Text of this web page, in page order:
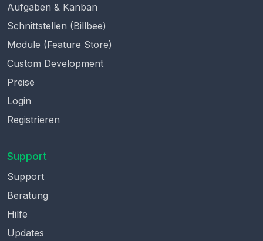
Aufgaben & Kanban
Schnittstellen (Billbee)
Module (Feature Store)
Custom Development
Preise
Login
Registrieren
Support
Support
Beratung
Hilfe
Updates